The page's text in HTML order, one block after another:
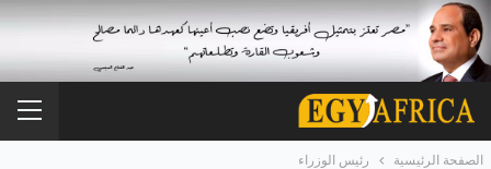
الصفحة الرئيسية رئيس الوزراء